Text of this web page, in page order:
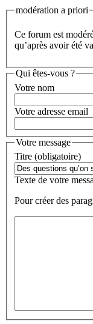
modération a priori
Ce forum est
qu’après avoir été
Qui êtes-vous ?
Votre nom
Votre adresse email
Votre message
Titre (obligatoire)
Texte de votre
Pour créer des